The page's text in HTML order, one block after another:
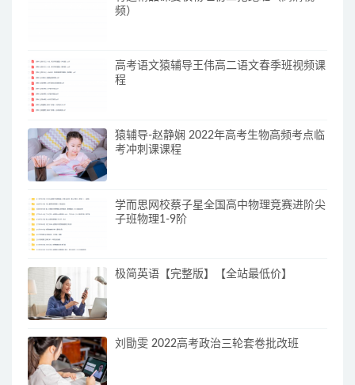
频）
高考语文猿辅导王伟高二语文春季班视频课
程
猿辅导-赵静娴 2022年高考生物高频考点临
考冲刺课课程
学而思网校蔡子星全国高中物理竞赛进阶尖
子班物理1-9阶
极简英语【完整版】【全站最低价】
刘勖雯 2022高考政治三轮套卷批改班